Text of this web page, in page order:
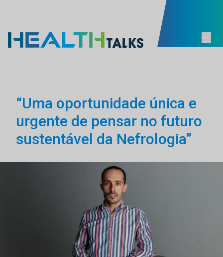
“Uma oportunidade única e
urgente de pensar no futuro
sustentável da Nefrologia”